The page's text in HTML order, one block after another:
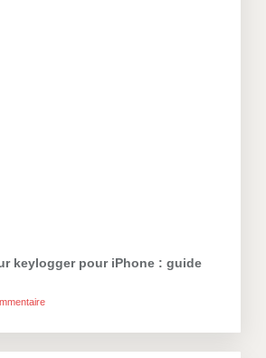
keylogger pour iPhone : guide